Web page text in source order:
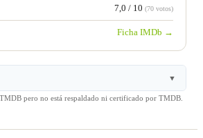
7,0 / 10 (70 votos)
Ficha IMDb →
▼
pero no está respaldado ni certificado por TMDB.